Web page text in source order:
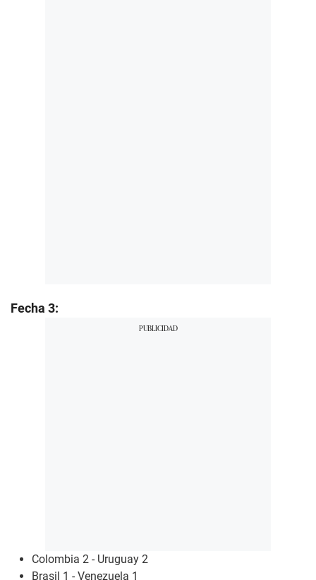
Fecha 3:
Colombia 2 - Uruguay 2
Brasil 1 - Venezuela 1